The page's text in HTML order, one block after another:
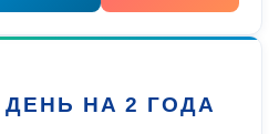
ДЕНЬ НА 2 ГОДА